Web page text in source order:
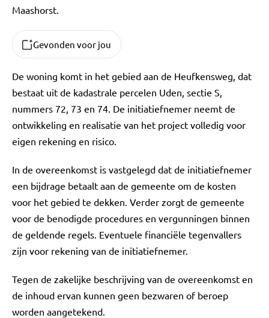
Maashorst.
Gevonden voor jou
De woning komt in het gebied aan de Heufkensweg, dat
bestaat uit de kadastrale percelen Uden, sectie S,
nummers 72, 73 en 74. De initiatiefnemer neemt de
ontwikkeling en realisatie van het project volledig voor
eigen rekening en risico.
In de overeenkomst is vastgelegd dat de initiatiefnemer
een bijdrage betaalt aan de gemeente om de kosten
voor het gebied te dekken. Verder zorgt de gemeente
voor de benodigde procedures en vergunningen binnen
de geldende regels. Eventuele financiële tegenvallers
zijn voor rekening van de initiatiefnemer.
Tegen de zakelijke beschrijving van de overeenkomst en
de inhoud ervan kunnen geen bezwaren of beroep
worden aangetekend.